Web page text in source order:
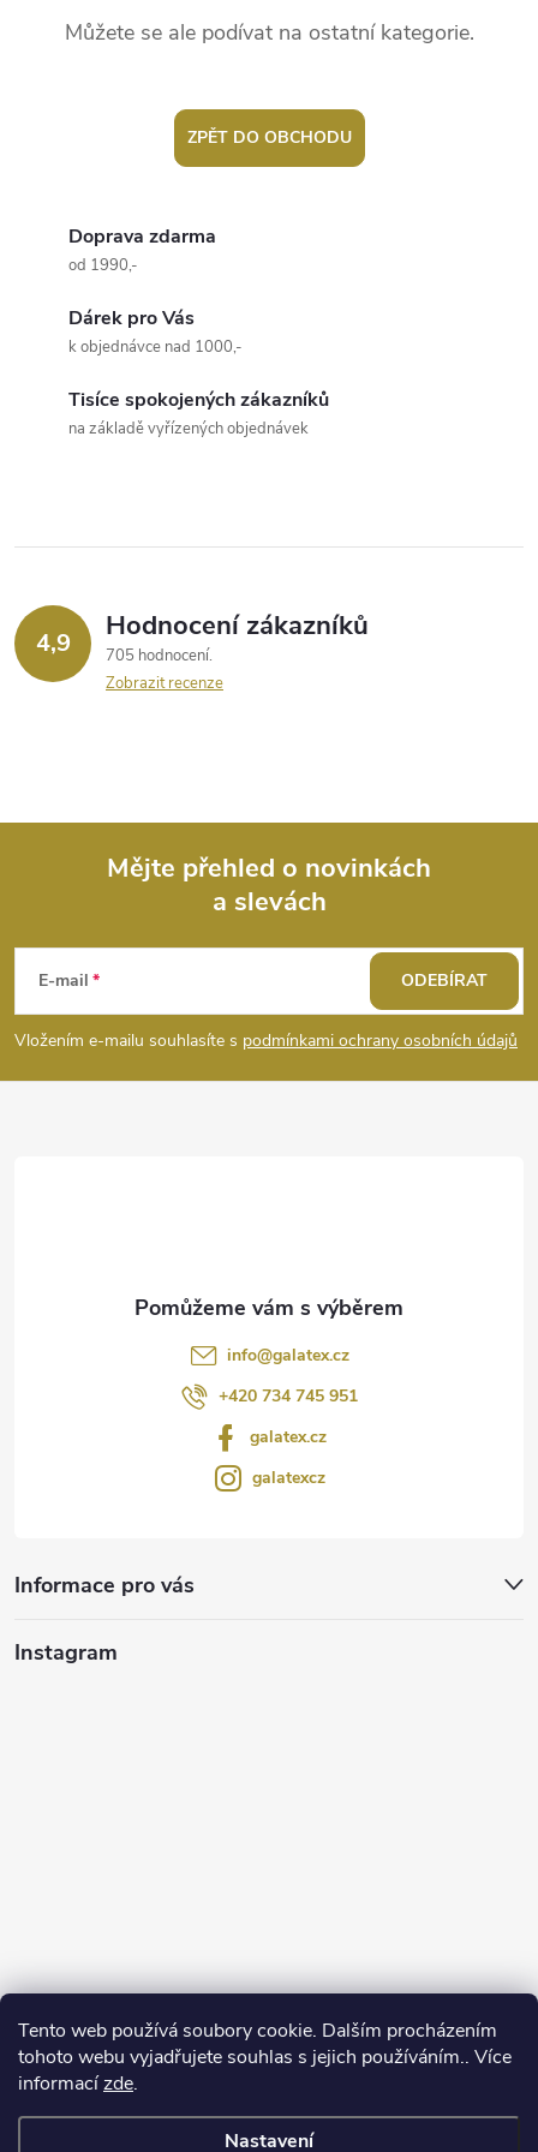
Tento web používá soubory cookie. Dalším procházením
tohoto webu vyjadřujete souhlas s jejich používáním.. Více
informacízde.
Nastavení
Můžete se ale podívat na ostatní kategorie.
ZPĚT DO OBCHODU
Doprava zdarma
od 1990,-
Dárek pro Vás
k objednávce nad 1000,-
Tisíce spokojených zákazníků
na základě vyřízených objednávek
4,9 Hodnocení zákazníků
705 hodnocení
Zobrazit recenze
p
a
Mějte přehled o novinkách
a slevách
E-mail
Vložením e-mailu souhlasíte s podmínkami ochrany osobních údajů
ODEBÍRAT
info@galatex.cz
+420 734 745 951
galatex.cz
galatexcz
Informace pro vás
Instagram
Sledovat na Instagramu